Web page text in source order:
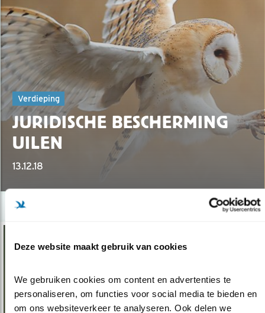
Deze website maakt gebruik van cookies
We gebruiken cookies om content en advertenties te
personaliseren, om functies voor social media te bieden en
om ons websiteverkeer te analyseren. Ook delen we
Verdieping
JURIDISCHE BESCHERMING
UILEN
13.12.18